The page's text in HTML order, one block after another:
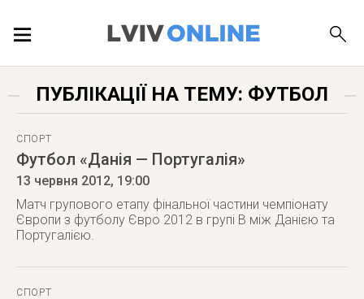
ЛОКАЦІЇ
ПУБЛІКАЦІЇ
ДОВІДКА
ПУБЛІКАЦІЇ НА ТЕМУ: ФУТБОЛ
СПОРТ
Футбол «Данія — Португалія»
13 червня 2012, 19:00
Матч групового етапу фінальної частини чемпіонату
Європи з футболу Євро 2012 в групі B між Данією та
Португалією.
СПОРТ